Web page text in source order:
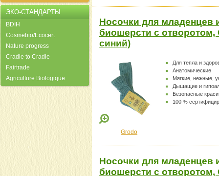
Носочки для младенцев
биошерсти с отворотом,
синий)
Для тепла и
Анатомические
Мягкие, нежные,
Дышащие и
Безопасные
100 %
Grodo
Носочки для младенцев
биошерсти с отворотом,
ЭКО-СТАНДАРТЫ
BDIH
Cosmebio/Ecocert
Nature progress
Cradle to Cradle
Fairtrade
Agriculture Biologique